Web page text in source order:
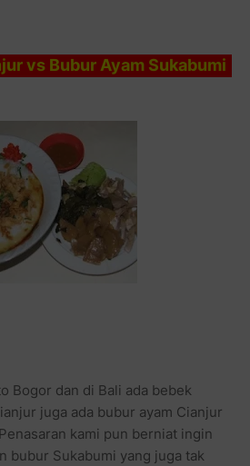
vs Bubur Ayam Sukabumi
Bogor dan di Bali ada bebek
juga ada bubur ayam Cianjur
kami pun berniat ingin
bubur Sukabumi yang juga tak